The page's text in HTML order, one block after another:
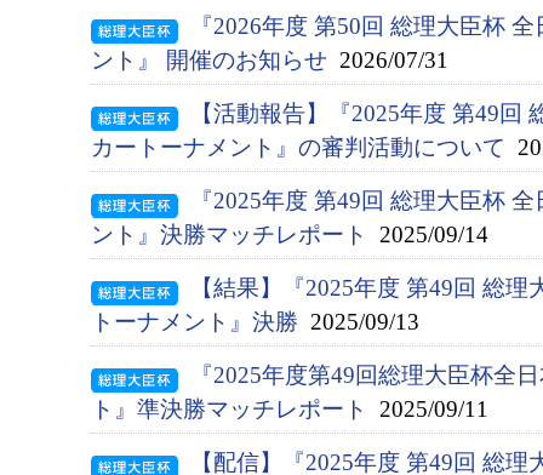
『2026年度 第50回 総理大臣杯
ント』 開催のお知らせ 2026/07/31
【活動報告】『2025年度 第49回
カートーナメント』の審判活動について
『2025年度 第49回 総理大臣杯
ント』決勝マッチレポート
2025/09/14
【結果】『2025年度 第49回 総
トーナメント』決勝 2025/09/13
『2025年度第49回総理大臣杯全
ト』準決勝マッチレポート
2025/09/11
【配信】『2025年度 第49回 総